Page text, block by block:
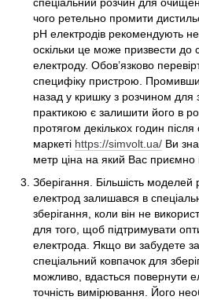
спеціальний розчин для
чого ретельно промити
рН електродів рекомендують
оскільки це може призвести до
електроду. Обов’язково
специфіку пристрою. Промивши
назад у кришку з розчином
практикою є залишити його в
протягом декількох годин
маркеті https://simvolt.ua/ Ви
метр ціна на який Вас приємно
Зберігання. Більшість
електрод залишався в
зберігання, коли він не
для того, щоб підтримувати
електрода. Якщо ви забудете
спеціальний ковпачок для
можливо, вдасться повернути
точність вимірювання. Його